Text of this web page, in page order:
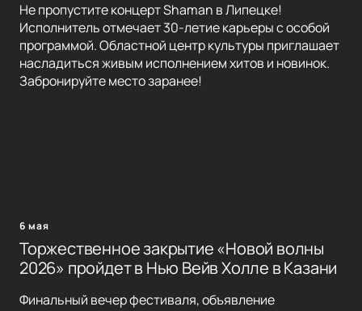
Не пропустите концерт Shaman в Липецке!
Исполнитель отмечает 30-летие карьеры с особой
программой. Областной центр культуры приглашает
насладиться живым исполнением хитов и новинок.
Забронируйте место заранее!
6 мая
Торжественное закрытие «Новой волны
2026» пройдет в Нью Вейв Холле в Казани
Финальный вечер фестиваля, объявление